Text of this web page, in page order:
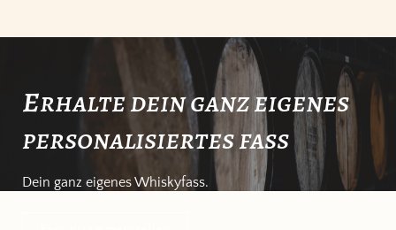
erhalte dein ganz eigenes
personalisiertes fass
Dein ganz eigenes Whiskyfass.